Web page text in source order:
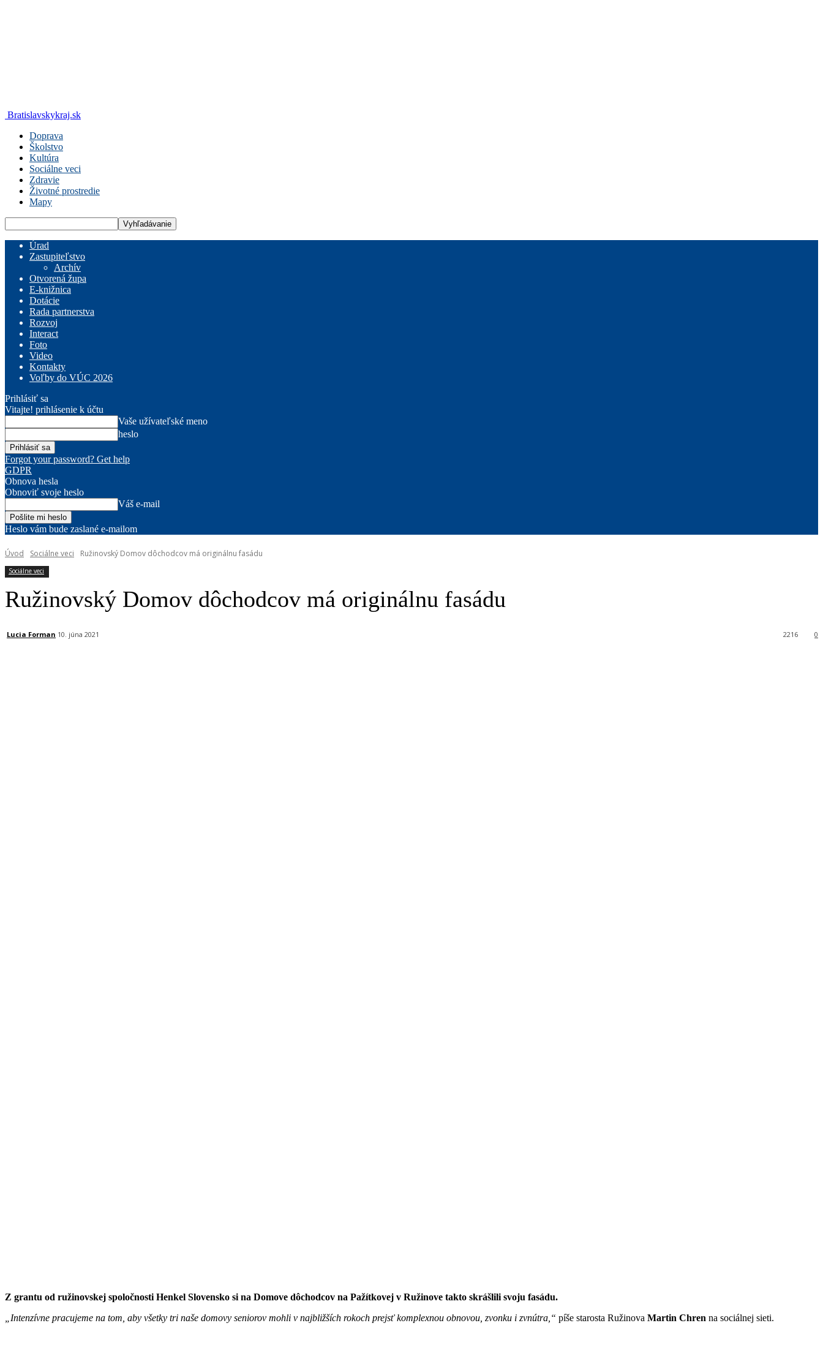
Bratislavskykraj.sk
Doprava
Školstvo
Kultúra
Sociálne veci
Zdravie
Životné prostredie
Mapy
Úrad
Zastupiteľstvo
Archív
Otvorená župa
E-knižnica
Dotácie
Rada partnerstva
Rozvoj
Interact
Foto
Video
Kontakty
Voľby do VÚC 2026
Prihlásiť sa
Vitajte! prihlásenie k účtu
Vaše užívateľské meno
heslo
Forgot your password? Get help
GDPR
Obnova hesla
Obnoviť svoje heslo
Váš e-mail
Heslo vám bude zaslané e-mailom
Úvod Sociálne veci Ružinovský Domov dôchodcov má originálnu fasádu
Sociálne veci
Ružinovský Domov dôchodcov má originálnu fasádu
Lucia Forman 10. júna 2021 0
2216
Z grantu od ružinovskej spoločnosti Henkel Slovensko si na Domove dôchodcov na Pažítkovej v Ružinove takto skrášlili svoju fasádu.
„Intenzívne pracujeme na tom, aby všetky tri naše domovy seniorov mohli v najbližších rokoch prejsť komplexnou obnovou, zvonku i zvnútra,“ píše starosta Ružinova Martin Chren na sociálnej sieti.